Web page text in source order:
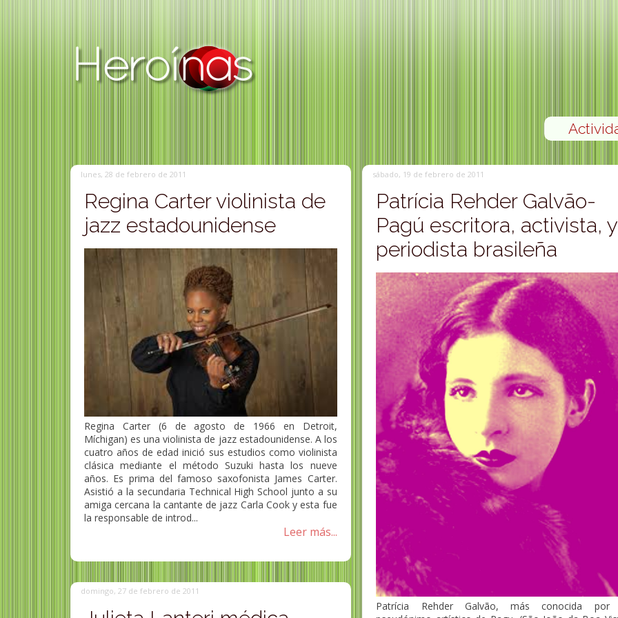
lunes, 28 de febrero de 2011
Regina Carter violinista de
jazz estadounidense
Regina Carter (6 de agosto de 1966 en Detroit,
Míchigan) es una violinista de jazz estadounidense. A los
cuatro años de edad inició sus estudios como violinista
clásica mediante el método Suzuki hasta los nueve
años. Es prima del famoso saxofonista James Carter.
Asistió a la secundaria Technical High School junto a su
amiga cercana la cantante de jazz Carla Cook y esta fue
la responsable de introd...
Leer más...
domingo, 27 de febrero de 2011
sábado, 19 de febrero de 2011
Patrícia Rehder Galvão-
Pagú escritora, activista, y
periodista brasileña
Patrícia Rehder Galvão, más conocida por